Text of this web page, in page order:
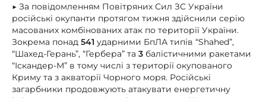
▶ За повідомленням Повітряних Сил ЗС України
російські окупанти протягом тижня здійснили серію
масованих комбінованих атак по території України.
Зокрема понад 541 ударними БпЛА типів “Shahed”,
“Шахед-Герань”, “Гербера” та 3 балістичними ракетами
“Іскандер-М” в тому числі з території окупованого
Криму та з акваторії Чорного моря. Російські
загарбники продовжують атакувати енергетичну